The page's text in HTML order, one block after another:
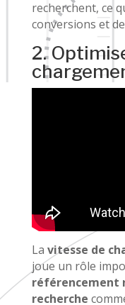
recherchent, ce
conversions et
2.
La vitesse de
joue un rôle
référencement
recherche